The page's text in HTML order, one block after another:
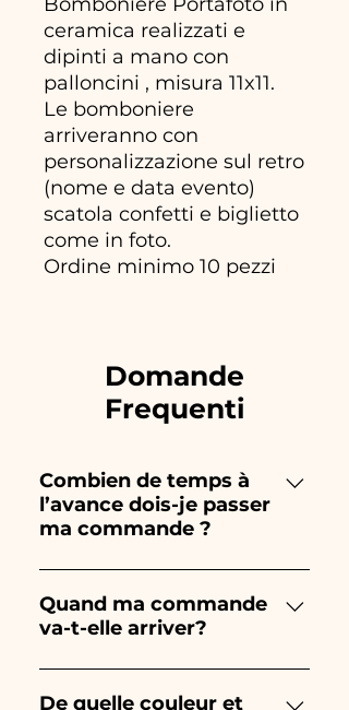
ceramica realizzati e
dipinti a mano con
palloncini , misura 11x11.
Le bomboniere
arriveranno con
personalizzazione sul retro
(nome e data evento)
scatola confetti e biglietto
come in foto.
Ordine minimo 10 pezzi
Domande
Frequenti
Combien de temps à
l’avance dois-je passer
ma commande ?
Ceramiche Ania crée et peint
entièrement à la main, donc
leur création prend beaucoup
quantité, nous vous
Quand ma commande
va-t-elle arriver?
La réception de la commande
est garantie 10/15 jours avant
De quelle couleur et